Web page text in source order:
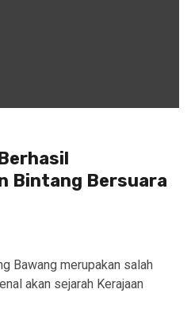
Bintang Bersuara
Bawang merupakan salah
akan sejarah Kerajaan